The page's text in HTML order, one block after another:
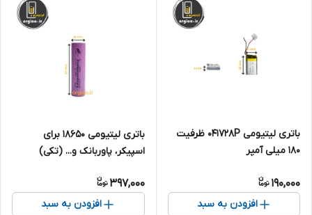
باتری لیتیومی 041728P ظرفیت
180 میلی آمپر
190,000
افزودن به سبد
باتری لیتیومی 18650 برای
اسپیکر، پاوربانک و... (تکی)
397,000
افزودن به سبد